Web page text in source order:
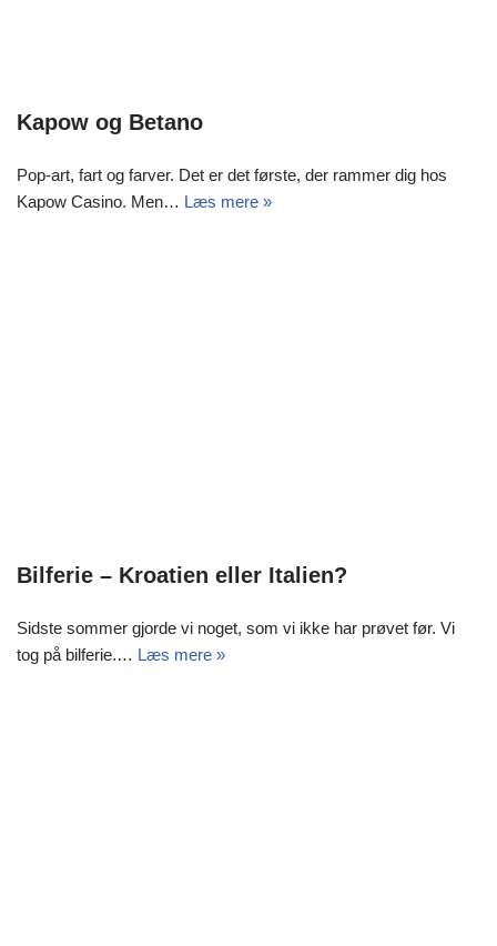
Kapow og Betano
Pop-art, fart og farver. Det er det første, der rammer dig hos
Kapow Casino. Men… Læs mere »
Bilferie – Kroatien eller Italien?
Sidste sommer gjorde vi noget, som vi ikke har prøvet før. Vi
tog på bilferie.… Læs mere »